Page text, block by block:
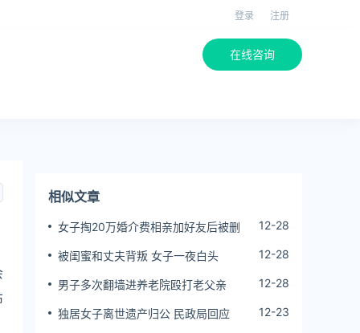
登录 注册
在线咨询
相似文章
女子掏20万婚介费相亲加好友后被删 12-28
被闺蜜和丈夫背叛 女子一夜白头 12-28
男子多次翻墙进养老院殴打老父亲 12-28
独居女子离世遗产归公 民政局回应 12-23